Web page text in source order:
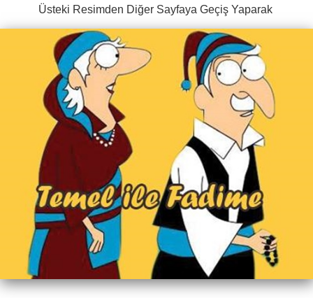
Üsteki Resimden Diğer Sayfaya Geçiş Yaparak